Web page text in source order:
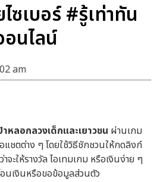
ซเบอร์ #รู้เท่าทัน
นไลน์
am
หลอกลวงเด็กและเยาวชน ผ่านเกม
แชตต่าง ๆ โดยใช้วิธีชักชวนให้กดลิงก์
ะให้รางวัล ไอเทมเกม หรือเงินง่าย ๆ
นเงินหรือขอข้อมูลส่วนตัว